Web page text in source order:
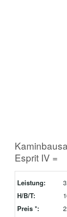
Esprit IV =
Leistung:
H/B/T:
Preis *: